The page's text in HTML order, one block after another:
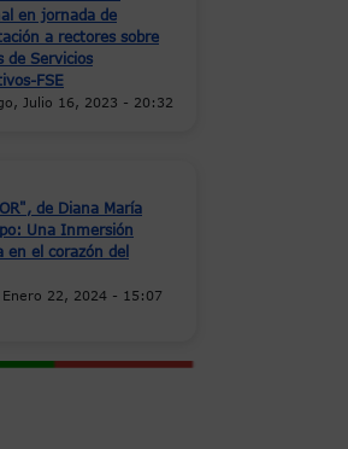
en jornada de
a rectores sobre
de Servicios
FSE
Julio 16, 2023 - 20:32
de Diana María
Una Inmersión
en el corazón del
Enero 22, 2024 - 15:07